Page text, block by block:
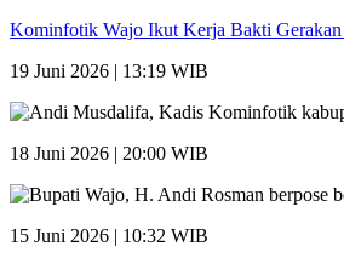
Kominfotik Wajo Ikut Kerja Bakti Gerakan
19 Juni 2026 | 13:19 WIB
18 Juni 2026 | 20:00 WIB
15 Juni 2026 | 10:32 WIB